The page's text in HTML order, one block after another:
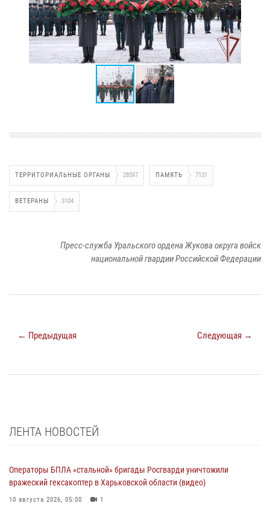
ТЕРРИТОРИАЛЬНЫЕ ОРГАНЫ 28597 ПАМЯТЬ 7131
ВЕТЕРАНЫ 3104
Пресс-служба Уральского ордена Жукова округа войск
национальной гвардии Российской Федерации
← Предыдущая Следующая →
ЛЕНТА НОВОСТЕЙ
Операторы БПЛА «стальной» бригады Росгварди уничтожили
вражеский гексакоптер в Харьковской области (видео)
10 августа 2026, 05:00 1